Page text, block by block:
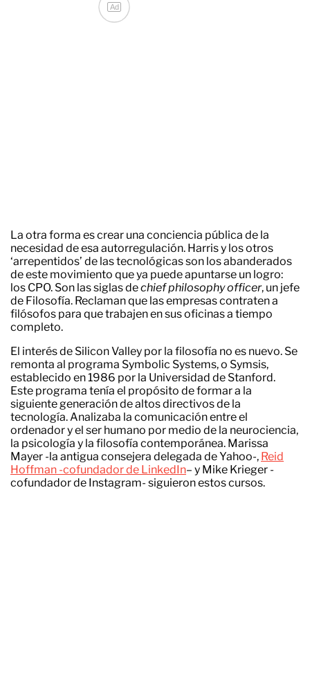
Ad
La otra forma es crear una conciencia pública de la
necesidad de esa autorregulación. Harris y los otros
‘arrepentidos’ de las tecnológicas son los abanderados
de este movimiento que ya puede apuntarse un logro:
los CPO. Son las siglas dechief philosophy officer, un jefe
de Filosofía. Reclaman que las empresas contraten a
filósofos para que trabajen en sus oficinas a tiempo
completo.
El interés de Silicon Valley por la filosofía no es nuevo. Se
remonta al programa Symbolic Systems, o Symsis,
establecido en 1986 por la Universidad de Stanford.
Este programa tenía el propósito de formar a la
siguiente generación de altos directivos de la
tecnología. Analizaba la comunicación entre el
ordenador y el ser humano por medio de la neurociencia,
la psicología y la filosofía contemporánea. Marissa
Mayer -la antigua consejera delegada de Yahoo-, Reid
Hoffman -cofundador de LinkedIn– y Mike Krieger -
cofundador de Instagram- siguieron estos cursos.